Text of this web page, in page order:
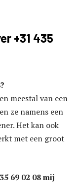
+31 435
meestal van een
ze namens een
Het kan ook
met een groot
69 02 08 mij